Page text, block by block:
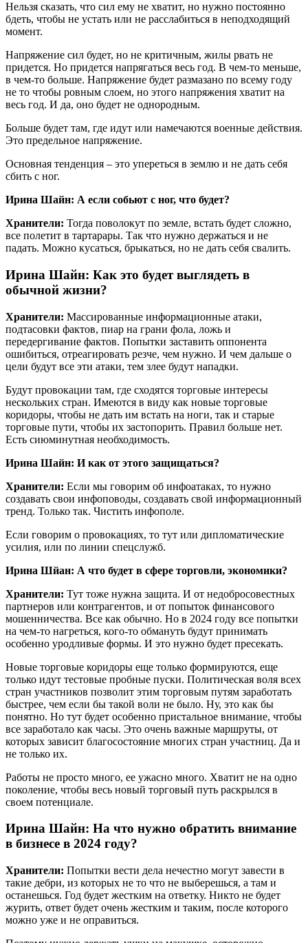
Нельзя сказать, что сил ему не хватит, но нужно постоянно
бдеть, чтобы не устать или не расслабиться в неподходящий
момент.
Напряжение сил будет, но не критичным, жилы рвать не
придется. Но придется напрягаться весь год. В чем-то меньше,
в чем-то больше. Напряжение будет размазано по всему году
не то чтобы ровным слоем, но этого напряжения хватит на
весь год. И да, оно будет не однородным.
Больше будет там, где идут или намечаются военные действия.
Это предельное напряжение.
Основная тенденция – это упереться в землю и не дать себя
сбить с ног.
Ирина Шайн: А если собьют с ног, что будет?
Хранители: Тогда поволокут по земле, встать будет сложно,
все полетит в тартарары. Так что нужно держаться и не
падать. Можно кусаться, брыкаться, но не дать себя свалить.
Ирина Шайн: Как это будет выглядеть в
обычной жизни?
Хранители: Массированные информационные атаки,
подтасовки фактов, пиар на грани фола, ложь и
передергивание фактов. Попытки заставить оппонента
ошибиться, отреагировать резче, чем нужно. И чем дальше о
цели будут все эти атаки, тем злее будут нападки.
Будут провокации там, где сходятся торговые интересы
нескольких стран. Имеются в виду как новые торговые
коридоры, чтобы не дать им встать на ноги, так и старые
торговые пути, чтобы их застопорить. Правил больше нет.
Есть сиюминутная необходимость.
Ирина Шайн: И как от этого защищаться?
Хранители: Если мы говорим об инфоатаках, то нужно
создавать свои инфоповоды, создавать свой информационный
тренд. Только так. Чистить инфополе.
Если говорим о провокациях, то тут или дипломатические
усилия, или по линии спецслужб.
Ирина Шйан: А что будет в сфере торговли, экономики?
Хранители: Тут тоже нужна защита. И от недобросовестных
партнеров или контрагентов, и от попыток финансового
мошенничества. Все как обычно. Но в 2024 году все попытки
на чем-то нагреться, кого-то обмануть будут принимать
особенно уродливые формы. И это нужно будет пресекать.
Новые торговые коридоры еще только формируются, еще
только идут тестовые пробные пуски. Политическая воля всех
стран участников позволит этим торговым путям заработать
быстрее, чем если бы такой воли не было. Ну, это как бы
понятно. Но тут будет особенно пристальное внимание, чтобы
все заработало как часы. Это очень важные маршруты, от
которых зависит благосостояние многих стран участниц. Да и
не только их.
Работы не просто много, ее ужасно много. Хватит не на одно
поколение, чтобы весь новый торговый путь раскрылся в
своем потенциале.
Ирина Шайн: На что нужно обратить внимание
в бизнесе в 2024 году?
Хранители: Попытки вести дела нечестно могут завести в
такие дебри, из которых не то что не выберешься, а там и
останешься. Год будет жестким на ответку. Никто не будет
журить, ответ будет очень жестким и таким, после которого
можно уже и не оправиться.